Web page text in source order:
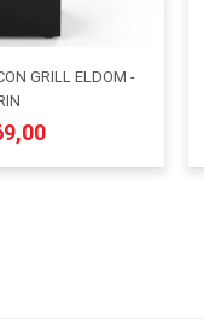
GRILL ELDOM -